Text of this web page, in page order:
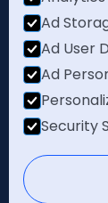
Ad
Ad User
Ad
Security